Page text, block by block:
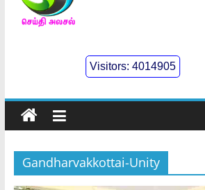
செய்திஅலசல்
Seidhialasal
Tamil
Online
NewsPaper
Visitors:4014905
Gandharvakkottai-Unity